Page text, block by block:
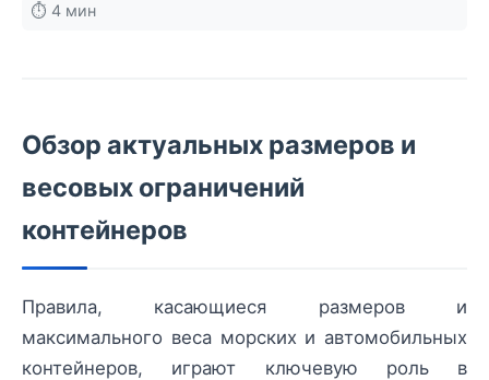
⏱️ 4 мин
Обзор актуальных размеров и
весовых ограничений
контейнеров
Правила, касающиеся размеров и
максимального веса морских и автомобильных
контейнеров, играют ключевую роль в